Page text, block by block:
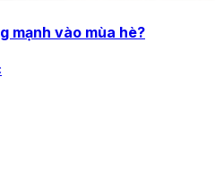
mạnh vào mùa hè?